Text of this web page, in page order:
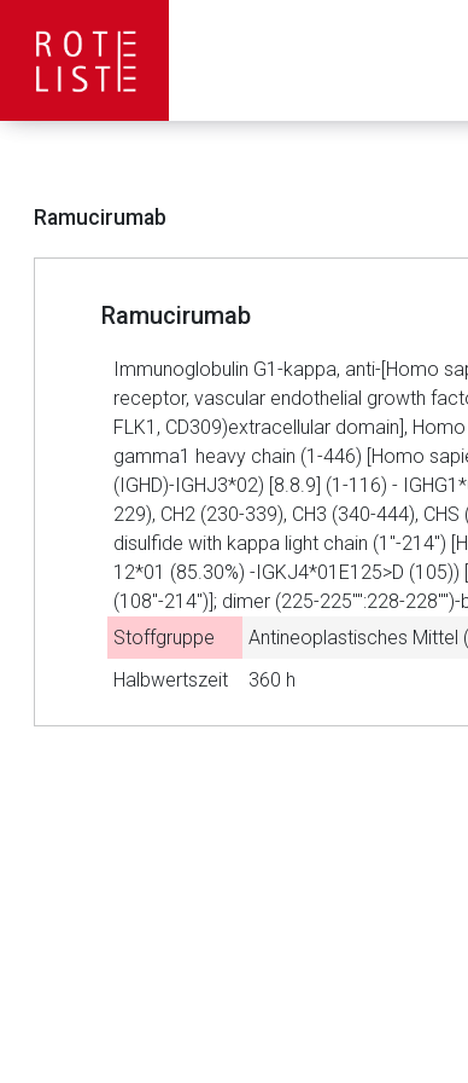
Ramucirumab
Ramucirumab
Immunoglobulin G1-kappa, anti-[Homo
receptor, vascular endothelial growth
FLK1, CD309)extracellular domain],
gamma1 heavy chain (1-446) [Homo
(IGHD)-IGHJ3*02) [8.8.9] (1-116) -
229), CH2 (230-339), CH3 (340-444),
disulfide with kappa light chain (1''-214'')
12*01 (85.30%) -IGKJ4*01E125>D (105))
(108''-214'')]; dimer (225-225'''':228-
Stoffgruppe
Antineoplastisches Mittel
Halbwertszeit
360 h
Aufruf
Der von
Betreiber